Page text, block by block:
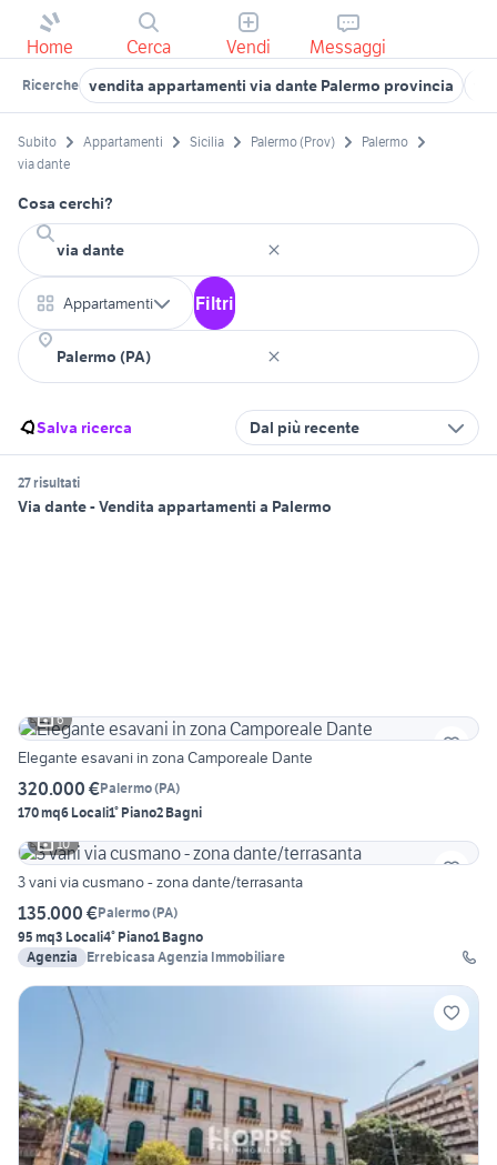
Home Cerca Vendi Messaggi
Ricerche vendita appartamenti via dante Palermo provincia
Subito Appartamenti Sicilia Palermo (Prov)
Palermo
via dante
Cosa cerchi?
Appartamenti Filtri
Salva ricerca Dal più recente
27 risultati
Via dante - Vendita appartamenti a Palermo
6
Elegante esavani in zona Camporeale Dante
320.000 €Palermo(PA)
170 mq6 Locali1° Piano2 Bagni
10
3 vani via cusmano - zona dante/terrasanta
135.000 €Palermo(PA)
95 mq3 Locali4° Piano1 Bagno
Agenzia
Errebicasa Agenzia Immobiliare